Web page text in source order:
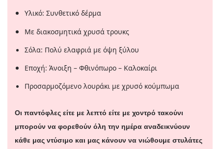
Υλικό: Συνθετικό δέρμα
Με διακοσμητικά χρυσά τρουκς
Σόλα: Πολύ ελαφριά με όψη ξύλου
Εποχή: Άνοιξη – Φθινόπωρο – Καλοκαίρι
Προσαρμοζόμενο λουράκι με χρυσό κούμπωμα
Οι παντόφλες είτε με λεπτό είτε με χοντρό τακούνι
μπορούν να φορεθούν όλη την ημέρα αναδεικνύουν
κάθε μας ντύσιμο και μας κάνουν να νιώθουμε στυλάτες